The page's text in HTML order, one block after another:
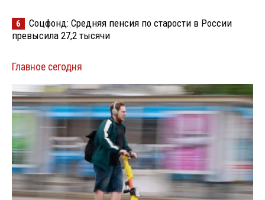
6
Соцфонд: Средняя пенсия по старости в России
превысила 27,2 тысячи
Главное сегодня